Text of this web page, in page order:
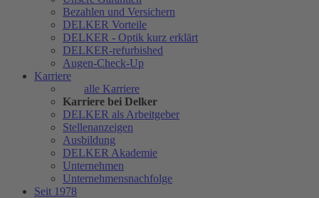
Bezahlen und Versichern
DELKER Vorteile
DELKER - Optik kurz erklärt
DELKER-refurbished
Augen-Check-Up
Karriere
alle Karriere
Karriere bei Delker
DELKER als Arbeitgeber
Stellenanzeigen
Ausbildung
DELKER Akademie
Unternehmen
Unternehmensnachfolge
Seit 1978